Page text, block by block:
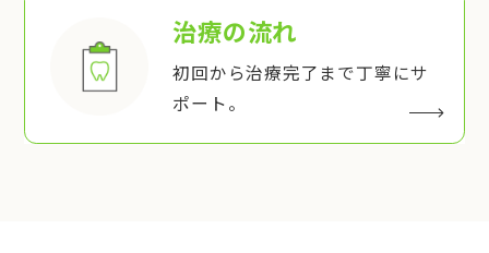
治療の流れ
初回から治療完了まで丁寧にサ
ポート。